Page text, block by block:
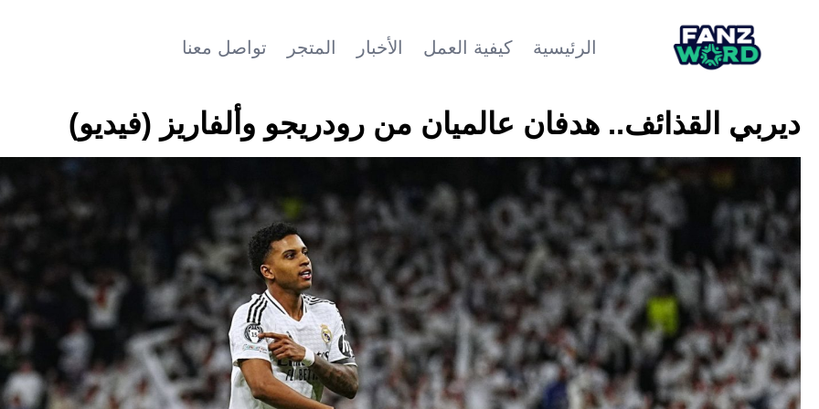
الرئيسية كيفية العمل الأخبار المتجر تواصل معنا
ديربي القذائف.. هدفان عالميان من رودريجو وألفاريز (فيديو)